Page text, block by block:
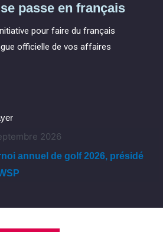
passe en français
pour faire du français
officielle de vos affaires
2026
annuel de golf 2026, présidé